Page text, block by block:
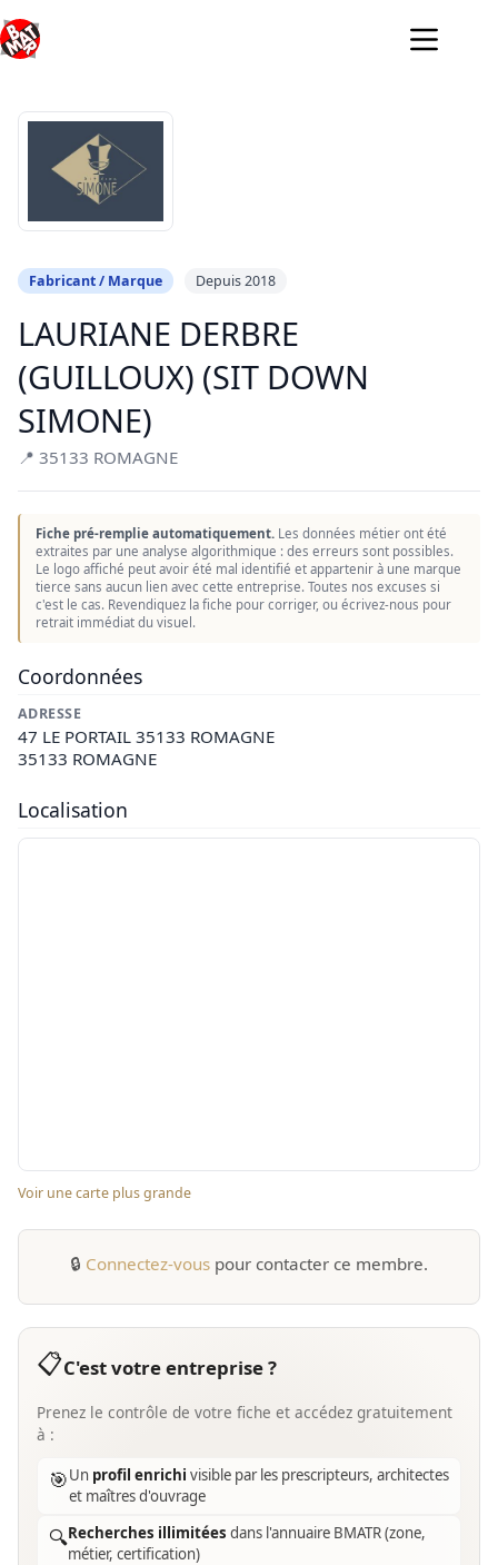
au
contenu
Fabricant / Marque Depuis 2018
LAURIANE DERBRE
(GUILLOUX) (SIT DOWN
SIMONE)
📍 35133 ROMAGNE
Fiche pré-remplie automatiquement. Les données métier ont été
extraites par une analyse algorithmique : des erreurs sont possibles.
Le logo affiché peut avoir été mal identifié et appartenir à une marque
tierce sans aucun lien avec cette entreprise. Toutes nos excuses si
c'est le cas. Revendiquez la fiche pour corriger, ou écrivez-nous pour
retrait immédiat du visuel.
Coordonnées
ADRESSE
47 LE PORTAIL 35133 ROMAGNE
35133 ROMAGNE
Localisation
Voir une carte plus grande
🔒 Connectez-vous pour contacter ce membre.
📋C'est votre entreprise ?
Prenez le contrôle de votre fiche et accédez gratuitement
à :
🎯Un profil enrichi visible par les prescripteurs, architectes
et maîtres d'ouvrage
🔍Recherches illimitées dans l'annuaire BMATR (zone,
métier, certification)